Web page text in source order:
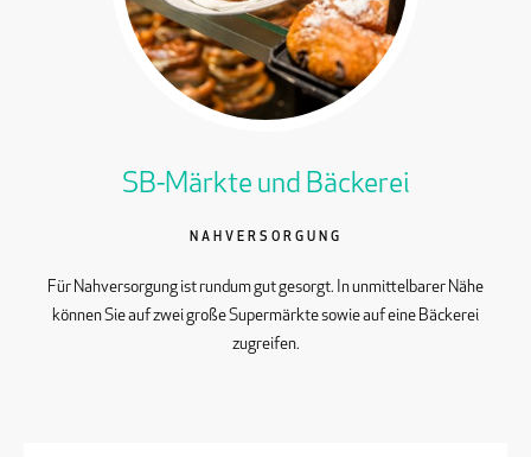
SB-Märkte und Bäckerei
NAHVERSORGUNG
Für Nahversorgung ist rundum gut gesorgt. In unmittelbarer Nähe
können Sie auf zwei große Supermärkte sowie auf eine Bäckerei
zugreifen.